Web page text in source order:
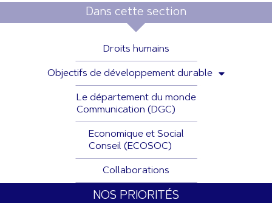
Dans cette section
Droits humains
Objectifs de développement durable
Le département du monde
Communication (DGC)
Economique et Social
Conseil (ECOSOC)
Collaborations
NOS PRIORITÉS